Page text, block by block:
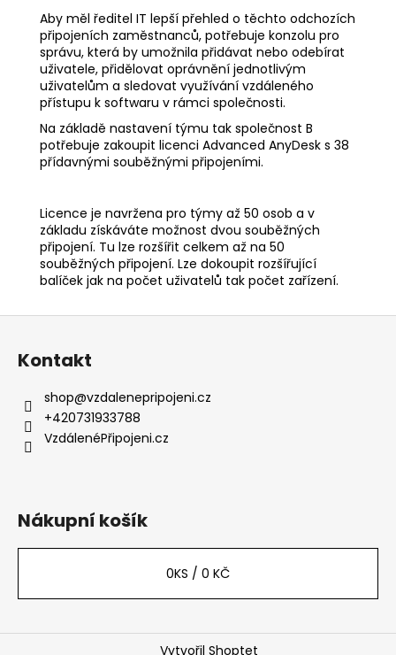
Aby měl ředitel IT lepší přehled o těchto odchozích
připojeních zaměstnanců, potřebuje konzolu pro
správu, která by umožnila přidávat nebo odebírat
uživatele, přidělovat oprávnění jednotlivým
uživatelům a sledovat využívání vzdáleného
přístupu k softwaru v rámci společnosti.
Na základě nastavení týmu tak společnost B
potřebuje zakoupit licenci Advanced AnyDesk s 38
přídavnými souběžnými připojeními.
Licence je navržena pro týmy až 50 osob a v
základu získáváte možnost dvou souběžných
připojení. Tu lze rozšířit celkem až na 50
souběžných připojení. Lze dokoupit rozšířující
balíček jak na počet uživatelů tak počet zařízení.
Z
Kontakt
shop@vzdalenepripojeni.cz
+420731933788
VzdálenéPřipojeni.cz
Nákupní košík
0KS / 0 KČ
Vytvořil Shoptet